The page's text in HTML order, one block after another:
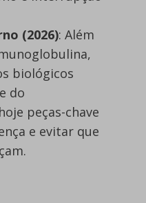
(2026): Além
biológicos
do
peças-chave
e evitar que